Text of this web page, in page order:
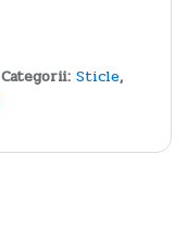
Categorii: Sticle,